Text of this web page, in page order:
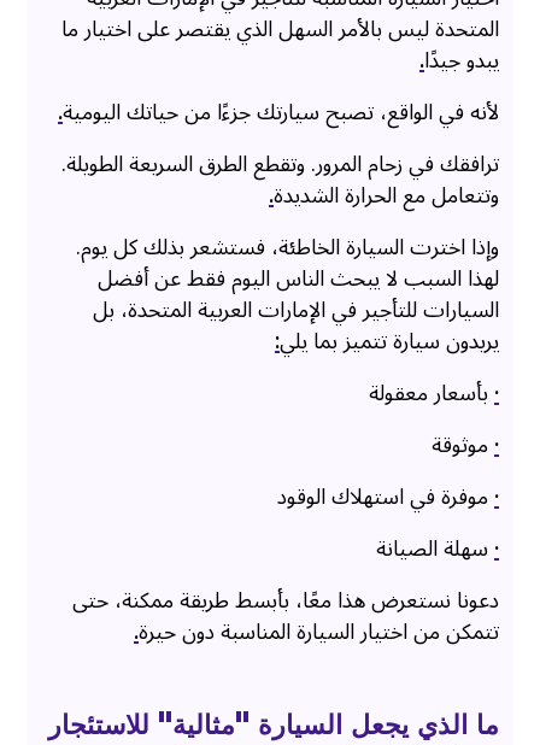
المتحدة ليس بالأمر السهل الذي يقتصر على اختيار ما
يبدو جيدًا.
لأنه في الواقع، تصبح سيارتك جزءًا من حياتك اليومية.
ترافقك في زحام المرور. وتقطع الطرق السريعة الطويلة.
وتتعامل مع الحرارة الشديدة.
وإذا اخترت السيارة الخاطئة، فستشعر بذلك كل يوم.
لهذا السبب لا يبحث الناس اليوم فقط عن أفضل
السيارات للتأجير في الإمارات العربية المتحدة، بل
يريدون سيارة تتميز بما يلي:
·بأسعار معقولة
·موثوقة
·موفرة في استهلاك الوقود
·سهلة الصيانة
دعونا نستعرض هذا معًا، بأبسط طريقة ممكنة، حتى
تتمكن من اختيار السيارة المناسبة دون حيرة.
ما الذي يجعل السيارة ”مثالية“ للاستئجار